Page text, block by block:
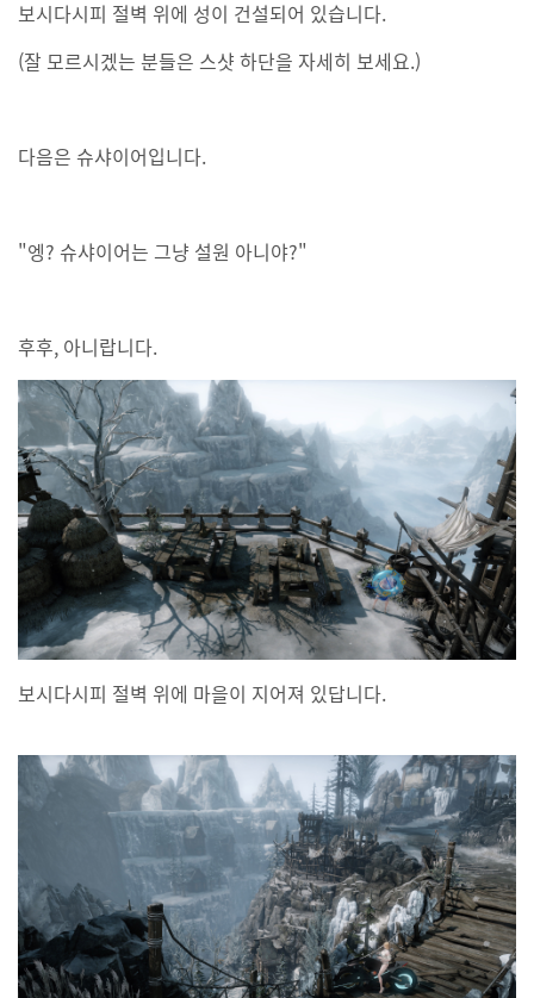
보시다시피 절벽 위에 성이 건설되어 있습니다.
(잘 모르시겠는 분들은 스샷 하단을 자세히 보세요.)
다음은 슈샤이어입니다.
"엥? 슈샤이어는 그냥 설원 아니야?"
후후, 아니랍니다.
보시다시피 절벽 위에 마을이 지어져 있답니다.